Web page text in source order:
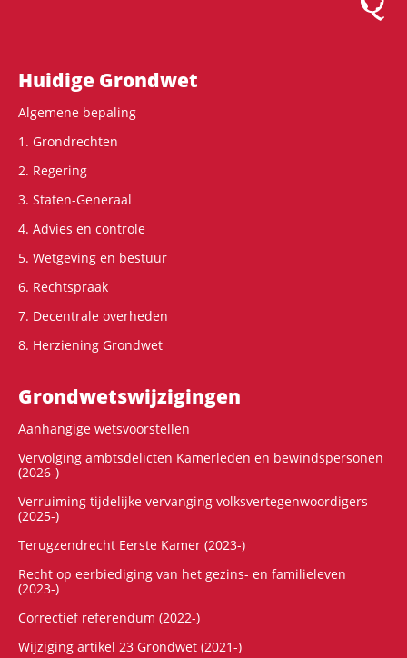
Hoofdnavigatie
Huidige Grondwet
Algemene bepaling
1. Grondrechten
2. Regering
3. Staten-Generaal
4. Advies en controle
5. Wetgeving en bestuur
6. Rechtspraak
7. Decentrale overheden
8. Herziening Grondwet
Grondwets­wijzigingen
Aanhangige wetsvoorstellen
Vervolging ambtsdelicten Kamerleden en bewindspersonen
(2026-)
Verruiming tijdelijke vervanging volksvertegenwoordigers
(2025-)
Terugzendrecht Eerste Kamer (2023-)
Recht op eerbiediging van het gezins- en familieleven
(2023-)
Correctief referendum (2022-)
Wijziging artikel 23 Grondwet (2021-)